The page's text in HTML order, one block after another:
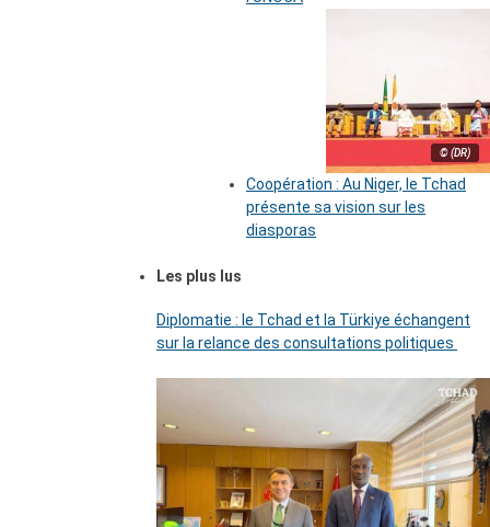
© (DR)
Coopération : Au Niger, le Tchad
présente sa vision sur les
diasporas
Les plus lus
Diplomatie : le Tchad et la Türkiye échangent
sur la relance des consultations politiques